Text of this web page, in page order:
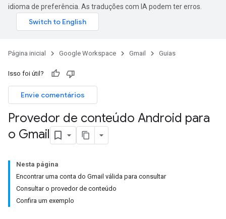
idioma de preferência. As traduções com IA podem ter erros.
Página inicial Google Workspace Gmail Guias
Isso foi útil?
Envie comentários
Provedor de conteúdo Android para
o Gmail
Nesta página
Encontrar uma conta do Gmail válida para consultar
Consultar o provedor de conteúdo
Confira um exemplo